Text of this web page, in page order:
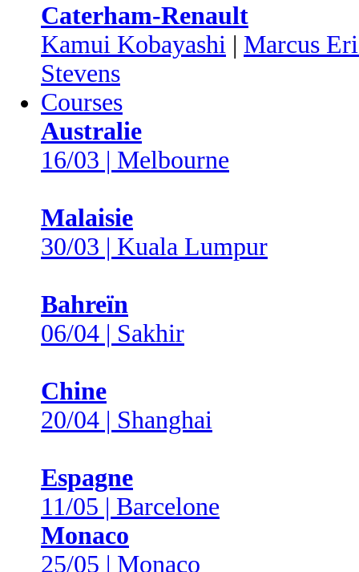
Caterham-Renault
Kamui Kobayashi | Marcus
Stevens
Courses
Australie
16/03 | Melbourne
Malaisie
30/03 | Kuala Lumpur
Bahreïn
06/04 | Sakhir
Chine
20/04 | Shanghai
Espagne
11/05 | Barcelone
Monaco
25/05 | Monaco